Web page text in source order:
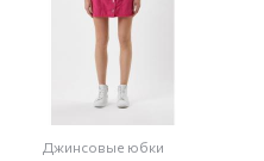
Джинсовые юбки